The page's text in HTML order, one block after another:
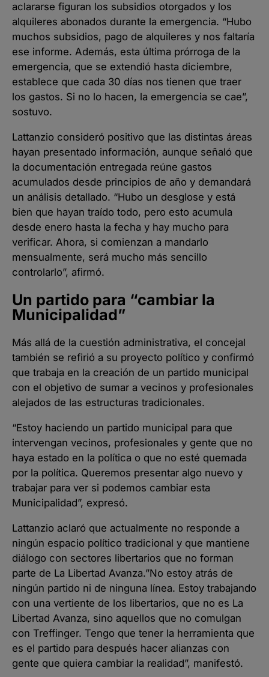
aclararse figuran los subsidios otorgados y los
alquileres abonados durante la emergencia. “Hubo
muchos subsidios, pago de alquileres y nos faltaría
ese informe. Además, esta última prórroga de la
emergencia, que se extendió hasta diciembre,
establece que cada 30 días nos tienen que traer
los gastos. Si no lo hacen, la emergencia se cae”,
sostuvo.
Lattanzio consideró positivo que las distintas áreas
hayan presentado información, aunque señaló que
la documentación entregada reúne gastos
acumulados desde principios de año y demandará
un análisis detallado. “Hubo un desglose y está
bien que hayan traído todo, pero esto acumula
desde enero hasta la fecha y hay mucho para
verificar. Ahora, si comienzan a mandarlo
mensualmente, será mucho más sencillo
controlarlo”, afirmó.
Un partido para “cambiar la
Municipalidad”
Más allá de la cuestión administrativa, el concejal
también se refirió a su proyecto político y confirmó
que trabaja en la creación de un partido municipal
con el objetivo de sumar a vecinos y profesionales
alejados de las estructuras tradicionales.
“Estoy haciendo un partido municipal para que
intervengan vecinos, profesionales y gente que no
haya estado en la política o que no esté quemada
por la política. Queremos presentar algo nuevo y
trabajar para ver si podemos cambiar esta
Municipalidad”, expresó.
Lattanzio aclaró que actualmente no responde a
ningún espacio político tradicional y que mantiene
diálogo con sectores libertarios que no forman
parte de La Libertad Avanza.”No estoy atrás de
ningún partido ni de ninguna línea. Estoy trabajando
con una vertiente de los libertarios, que no es La
Libertad Avanza, sino aquellos que no comulgan
con Treffinger. Tengo que tener la herramienta que
es el partido para después hacer alianzas con
gente que quiera cambiar la realidad”, manifestó.